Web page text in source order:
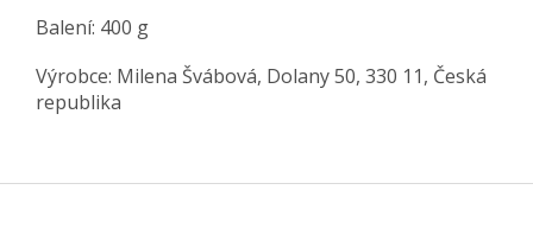
Balení: 400 g
Výrobce: Milena Švábová, Dolany 50, 330 11, Česká
republika
Z